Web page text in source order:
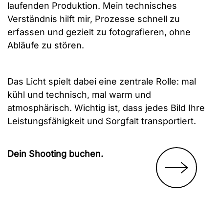
laufenden Produktion. Mein technisches
Verständnis hilft mir, Prozesse schnell zu
erfassen und gezielt zu fotografieren, ohne
Abläufe zu stören.
Das Licht spielt dabei eine zentrale Rolle: mal
kühl und technisch, mal warm und
atmosphärisch. Wichtig ist, dass jedes Bild Ihre
Leistungsfähigkeit und Sorgfalt transportiert.
Dein Shooting buchen.